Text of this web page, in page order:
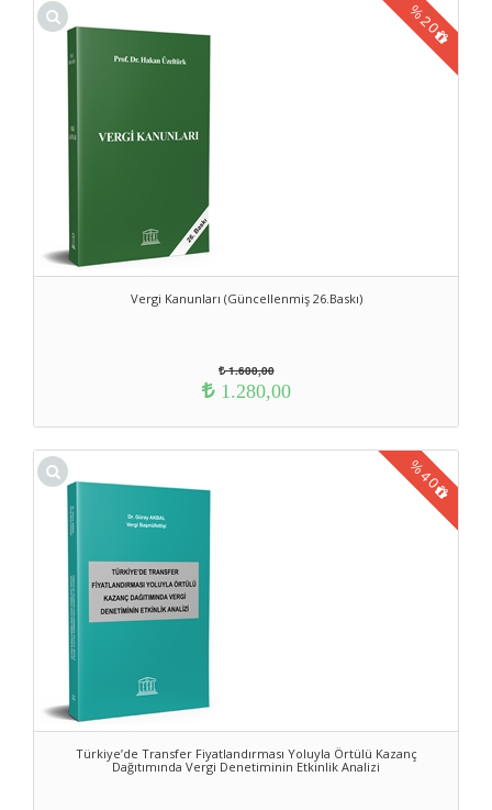
Vergi Kanunları (Güncellenmiş 26.Baskı)
%
20
1.600,00
1.280,00
Türkiye’de Transfer Fiyatlandırması Yoluyla Örtülü Kazanç
Dağıtımında Vergi Denetiminin Etkinlik Analizi
%40